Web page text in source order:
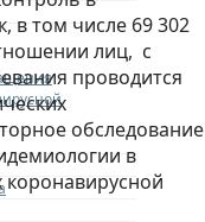
в том числе 69 302
лиц, с
проводится
обследование
в